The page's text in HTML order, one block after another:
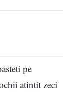
pe
atintit zeci